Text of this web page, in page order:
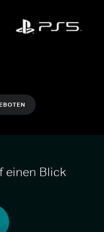
einen Blick